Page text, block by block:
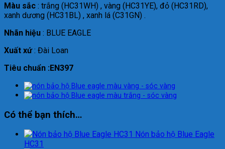
Màu sắc : trắng (HC31WH) , vàng (HC31YE), đỏ (HC31RD),
xanh dương (HC31BL) , xanh lá (C31GN) .
Nhãn hiệu : BLUE EAGLE
Xuất xứ: Đài Loan
Tiêu chuẩn :EN397
Có thể bạn thích…
Nón bảo hộ Blue Eagle
HC31